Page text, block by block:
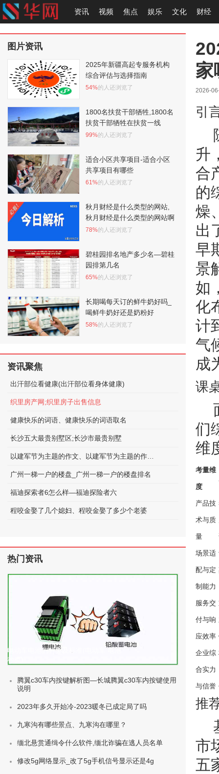
资讯 视频 焦点 娱乐 文化 财经
家
2026-
引
升
合
的
燥
出
早
景
如
化
计
气
成
课
们
维
考量维
度
产品技
术与质
量
场景适
配与定
制能力
服务交
付与响
应效率
企业综
合实力
与信誉
推
市
五
图片资讯
2025年新疆高起专服务机构
综合评估与选择指南
54%的人还浏览了
1800名扶贫干部牺牲,1800名
扶贫干部牺牲在扶贫一线
99%的人还浏览了
适合小区共享项目-适合小区
共享项目有哪些
61%的人还浏览了
秋月财经是什么类型的网站,
秋月财经是什么类型的网站啊
78%的人还浏览了
碧桂园排名地产多少名—碧桂
园排第几名
65%的人还浏览了
长期喝每天订的鲜牛奶好吗_
喝鲜牛奶好还是奶粉好
58%的人还浏览了
资讯聚焦
出汗部位看健康(出汗部位看身体健康)
织里房产网;织里房子出售信息
健康快乐的词语、健康快乐的词语取名
长沙五大最贵别墅区;长沙市最贵别墅
广州一梯一户的楼盘_广州一梯一户的楼盘排名
福迪探索者6怎么样—福迪探险者六
程咬金娶了几个媳妇、程咬金娶了多少个老婆
热门资讯
电动车电池的种类及标准(电动车 电池
种类)
腾翼c30车内按键解析图—长城腾翼c30车内按键使用
说明
2023年多久开始冷-2023暖冬已成定局了吗
九寒沟有哪些景点、九寒沟在哪里？
缅北悬赏通缉令什么软件,缅北诈骗在逃人员名单
修改5g网络显示_改了5g手机信号显示还是4g